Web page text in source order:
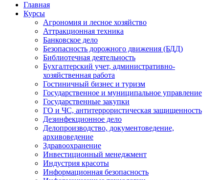
Главная
Курсы
Агрономия и лесное хозяйство
Аттракционная техника
Банковское дело
Безопасность дорожного движения (БДД)
Библиотечная деятельность
Бухгалтерский учет, административно-
хозяйственная работа
Гостиничный бизнес и туризм
Государственное и муниципальное управление
Государственные закупки
ГО и ЧС, антитеррористическая защищенность
Дезинфекционное дело
Делопроизводство, документоведение,
архивоведение
Здравоохранение
Инвестиционный менеджмент
Индустрия красоты
Информационная безопасность